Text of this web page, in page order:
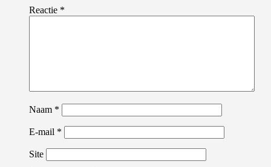
Reactie *
Naam *
E-mail *
Site